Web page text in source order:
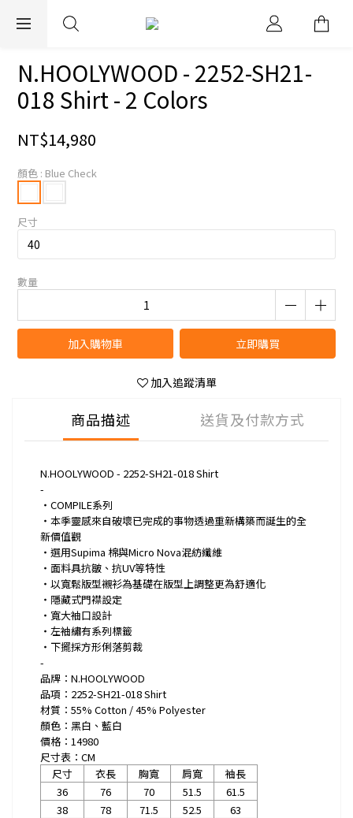
EXPRESS WORLDWIDE SHIPPING
N.HOOLYWOOD - 2252-SH21-
018 Shirt - 2 Colors
NT$14,980
顏色 : Blue Check
尺寸
數量
加入購物車 立即購買
加入追蹤清單
商品描述 送貨及付款方式
N.HOOLYWOOD - 2252-SH21-018 Shirt
-
・COMPILE系列
・本季靈感來自破壞已完成的事物透過重新構築而誕生的全
新價值觀
・選用Supima 棉與Micro Nova混紡纖維
・面料具抗皺、抗UV等特性
・以寬鬆版型襯衫為基礎在版型上調整更為舒適化
・隱藏式門襟設定
・寬大袖口設計
・左袖繡有系列標籤
・下擺採方形俐落剪裁
-
品牌：N.HOOLYWOOD
品項：2252-SH21-018 Shirt
材質：55% Cotton / 45% Polyester
顏色：黑白、藍白
價格：14980
尺寸表：CM
尺寸
衣長 胸寬 肩寬
袖長
36
76 70 51.5
61.5
38
78 71.5 52.5
63